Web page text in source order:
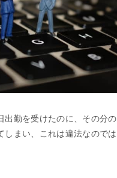
出勤を受けたのに、その分の
しまい、これは違法なので